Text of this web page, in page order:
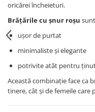
oricărei încheieturi.
Brățările cu șnur roșu
ușor de purtat
minimaliste și elegante
potrivite atât pentru
Această combinație face ca
tinere, cât și de femeile care